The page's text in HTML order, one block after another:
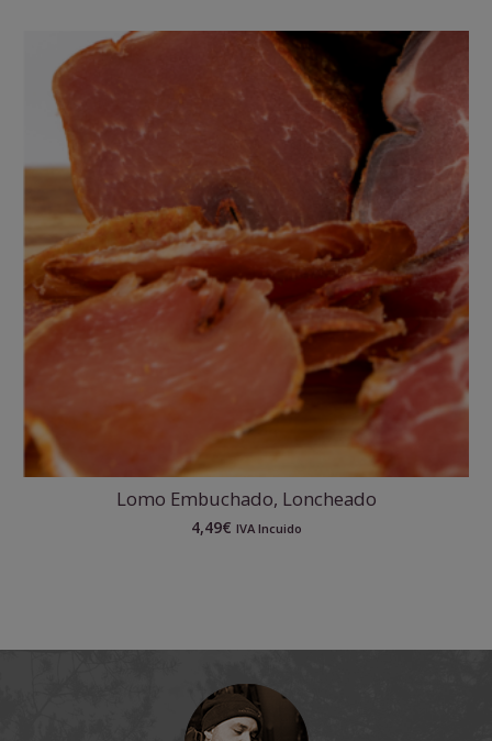
Lomo Embuchado, Loncheado
4,49€ IVA Incuido